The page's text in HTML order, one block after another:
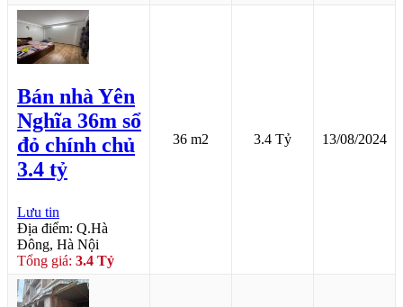
Bán nhà Yên
Nghĩa 36m sổ
đỏ chính chủ
3.4 tỷ
Lưu tin
Địa điểm: Q.Hà
Đông, Hà Nội
Tổng giá: 3.4 Tỷ
36 m2 3.4 Tỷ 13/08/2024